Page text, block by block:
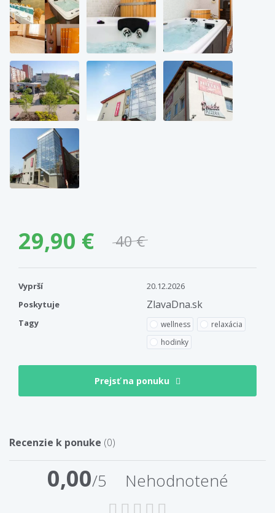
29,90 € 40 €
Vyprší
20.12.2026
Poskytuje
ZlavaDna.sk
Tagy wellness
relaxácia
hodinky
Prejsť na ponuku
Recenzie k ponuke (0)
0,00/5 Nehodnotené